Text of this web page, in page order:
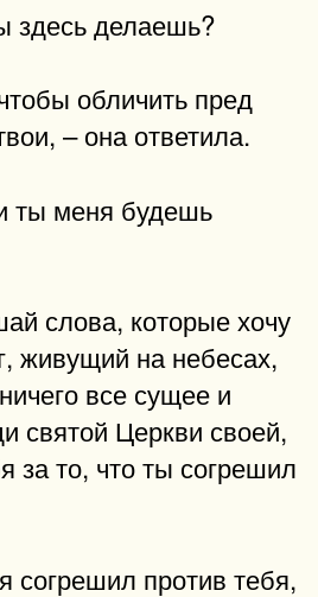
здесь делаешь?
обличить пред
– она ответила.
ты меня будешь
слова, которые хочу
живущий на небесах,
все сущее и
святой Церкви своей,
за то, что ты согрешил
согрешил против тебя,